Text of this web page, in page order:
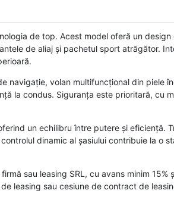
de top. Acest model oferă un design
de aliaj și pachetul sport atrăgător.
navigație, volan multifuncțional din piele
la condus. Siguranța este prioritară, cu
un echilibru între putere și eficiență.
dinamic al șasiului contribuie la o
sau leasing SRL, cu avans minim 15%
leasing sau cesiune de contract de